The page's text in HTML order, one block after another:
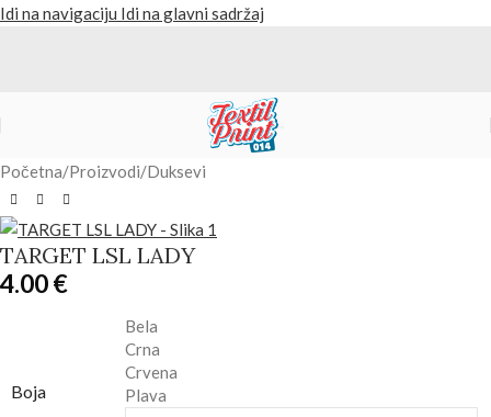
Idi na navigaciju Idi na glavni sadržaj
Početna/Proizvodi/Duksevi
TARGET LSL LADY
4.00€
Boja
Bela
Crna
Crvena
Plava